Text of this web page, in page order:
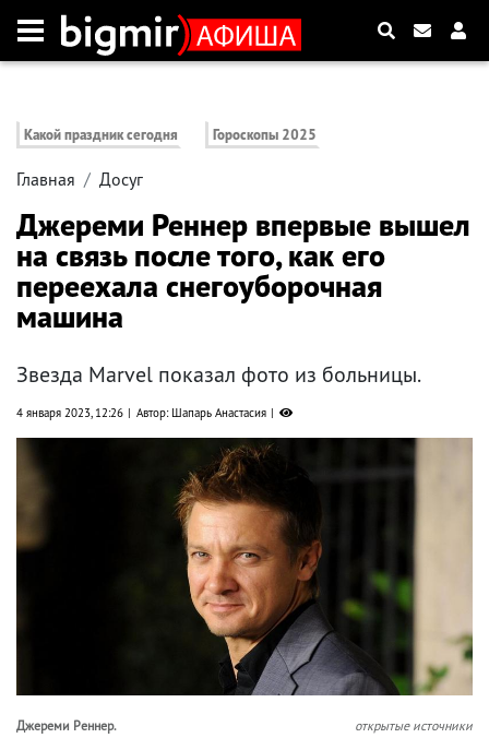
Какой праздник сегодня Гороскопы 2025
Главная Досуг
Джереми Реннер впервые вышел
на связь после того, как его
переехала снегоуборочная
машина
Звезда Marvel показал фото из больницы.
4 января 2023, 12:26 Автор: Шапарь Анастасия
Джереми Реннер. открытые источники